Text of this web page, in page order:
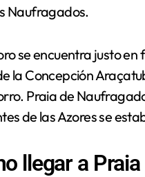
Naufragados.
se encuentra justo
la Concepción
Praia de
de las Azores se
llegar a